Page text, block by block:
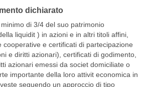
dichiarato
di 3/4 del suo patrimonio
liquidit ) in azioni e in altri titoli affini,
cooperative e certificati di partecipazione
e diritti azionari), certificati di godimento,
azionari emessi da societ domiciliate o
importante della loro attivit economica in
seguendo un approccio di tipo